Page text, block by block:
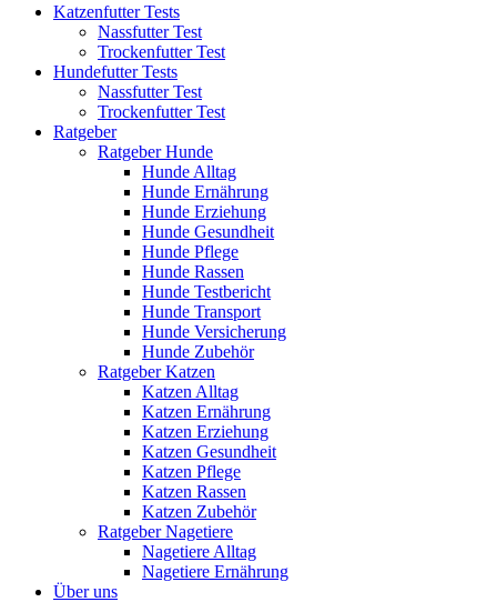
Katzenfutter Tests
Nassfutter Test
Trockenfutter Test
Hundefutter Tests
Nassfutter Test
Trockenfutter Test
Ratgeber
Ratgeber Hunde
Hunde Alltag
Hunde Ernährung
Hunde Erziehung
Hunde Gesundheit
Hunde Pflege
Hunde Rassen
Hunde Testbericht
Hunde Transport
Hunde Versicherung
Hunde Zubehör
Ratgeber Katzen
Katzen Alltag
Katzen Ernährung
Katzen Erziehung
Katzen Gesundheit
Katzen Pflege
Katzen Rassen
Katzen Zubehör
Ratgeber Nagetiere
Nagetiere Alltag
Nagetiere Ernährung
Über uns